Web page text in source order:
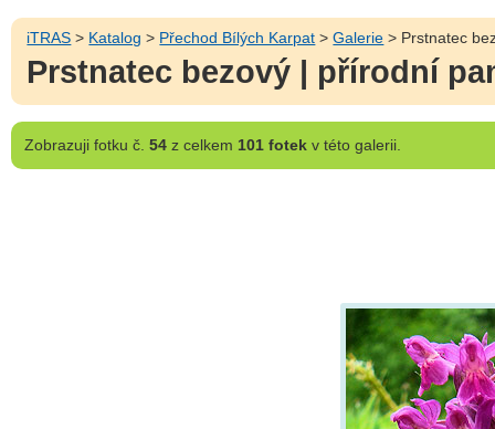
iTRAS > Katalog > Přechod Bílých Karpat >Galerie > Prstnatec
Prstnatec bezový | přírodní
Zobrazujifotku č. 54z celkem 101 fotekv této galerii.